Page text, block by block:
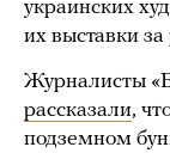
украинских
их выставки
Журналисты
рассказали,
подземном